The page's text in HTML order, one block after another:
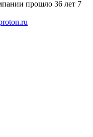
прошло 36 лет 7